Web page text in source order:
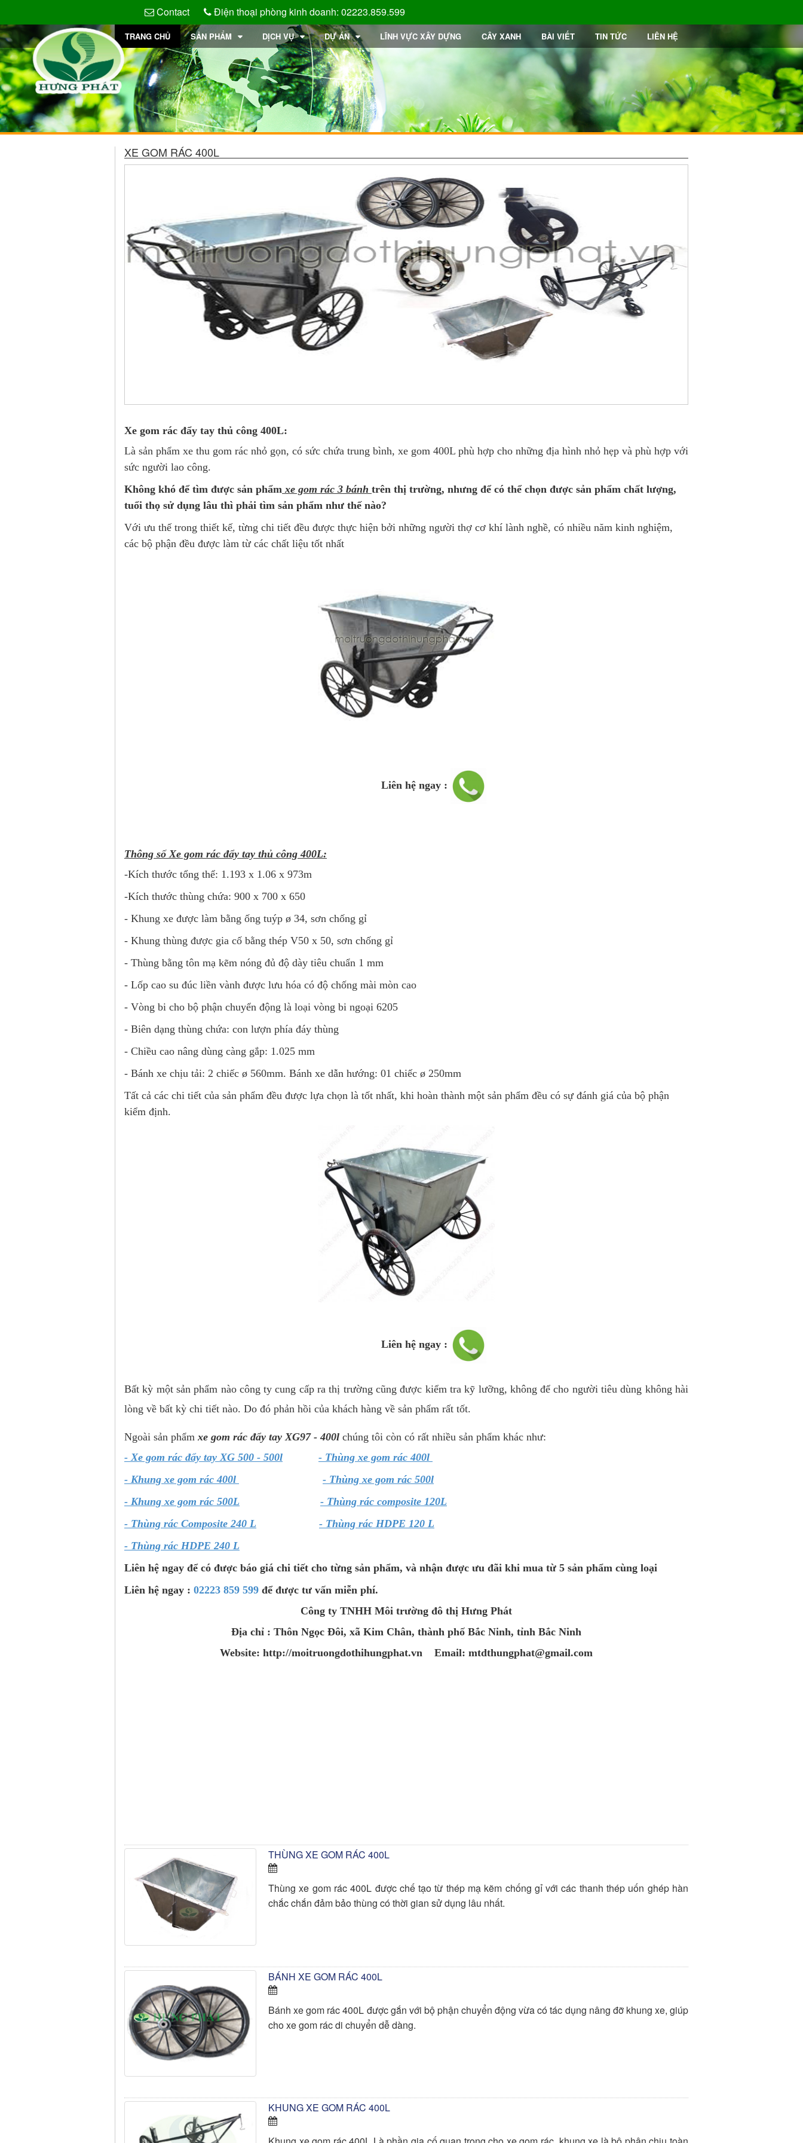
Contact Điện thoại phòng kinh doanh: 02223.859.599
TRANG CHỦ SẢN PHẨM DỊCH VỤ DỰ ÁN LĨNH VỰC XÂY DỰNG CÂY XANH BÀI VIẾT TIN TỨC LIÊN HỆ
XE GOM RÁC 400L
Xe gom rác đẩy tay thủ công 400L:
Là sản phẩm xe thu gom rác nhỏ gọn, có sức chứa trung bình, xe gom 400L phù hợp cho những địa hình nhỏ hẹp và phù hợp với
sức người lao công.
Không khó để tìm được sản phẩm xe gom rác 3 bánh trên thị trường, nhưng để có thể chọn được sản phẩm chất lượng,
tuổi thọ sử dụng lâu thì phải tìm sản phẩm như thế nào?
Với ưu thế trong thiết kế, từng chi tiết đều được thực hiện bởi những người thợ cơ khí lành nghề, có nhiều năm kinh nghiệm,
các bộ phận đều được làm từ các chất liệu tốt nhất
Liên hệ ngay :
Thông số Xe gom rác đẩy tay thủ công 400L:
-Kích thước tổng thể: 1.193 x 1.06 x 973m
-Kích thước thùng chứa: 900 x 700 x 650
- Khung xe được làm bằng ống tuýp ø 34, sơn chống gỉ
- Khung thùng được gia cố bằng thép V50 x 50, sơn chống gỉ
- Thùng bằng tôn mạ kẽm nóng đủ độ dày tiêu chuẩn 1 mm
- Lốp cao su đúc liền vành được l­ưu hóa có độ chống mài mòn cao
- Vòng bi cho bộ phận chuyển động là loại vòng bi ngoại 6205
- Biên dạng thùng chứa: con lượn phía đáy thùng
- Chiều cao nâng dùng càng gắp: 1.025 mm
- Bánh xe chịu tải: 2 chiếc ø 560mm. Bánh xe dẫn hướng: 01 chiếc ø 250mm
Tất cả các chi tiết của sản phẩm đều được lựa chọn là tốt nhất, khi hoàn thành một sản phẩm đều có s­ự đánh giá của bộ phận
kiểm định.
Liên hệ ngay :
Bất kỳ một sản phẩm nào công ty cung cấp ra thị trường cũng được kiểm tra kỹ lưỡng, không để cho người tiêu dùng không hài
lòng về bất kỳ chi tiết nào. Do đó phản hồi của khách hàng về sản phẩm rất tốt.
Ngoài sản phẩmxe gom rác đẩy tay XG97 - 400l chúng tôi còn có rất nhiều sản phẩm khác nh­ư:
- Xe gom rác đẩy tay XG 500 - 500l
- Thùng xe gom rác 400l
- Khung xe gom rác 400l
- Thùng xe gom rác 500l
- Khung xe gom rác 500L
- Thùng rác composite 120L
- Thùng rác Composite 240 L
- Thùng rác HDPE 120 L
- Thùng rác HDPE 240 L
Liên hệ ngay để có được báo giá chi tiết cho từng sản phẩm, và nhận được ưu đãi khi mua từ 5 sản phẩm cùng loại
Liên hệ ngay : 02223 859 599 để được tư vấn miễn phí.
Công ty TNHH Môi trường đô thị Hưng Phát
Địa chỉ : Thôn Ngọc Đôi, xã Kim Chân, thành phố Bắc Ninh, tỉnh Bắc Ninh
Website: http://moitruongdothihungphat.vn Email: mtdthungphat@gmail.com
THÙNG XE GOM RÁC 400L
Thùng xe gom rác 400L được chế tạo từ thép mạ kẽm chống gỉ với các thanh thép uốn ghép hàn
chắc chắn đảm bảo thùng có thời gian sử dụng lâu nhất.
BÁNH XE GOM RÁC 400L
Bánh xe gom rác 400L được gắn với bộ phận chuyển động vừa có tác dụng nâng đỡ khung xe, giúp
cho xe gom rác di chuyển dễ dàng.
KHUNG XE GOM RÁC 400L